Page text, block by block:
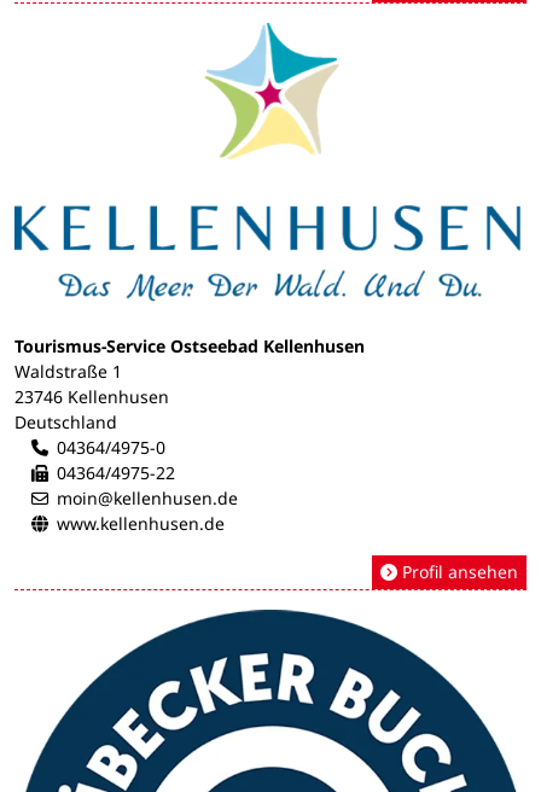
Tourismus-Service Ostseebad Kellenhusen
Waldstraße 1
23746 Kellenhusen
Deutschland
04364/4975-0
04364/4975-22
moin@kellenhusen.de
www.kellenhusen.de
Profil ansehen